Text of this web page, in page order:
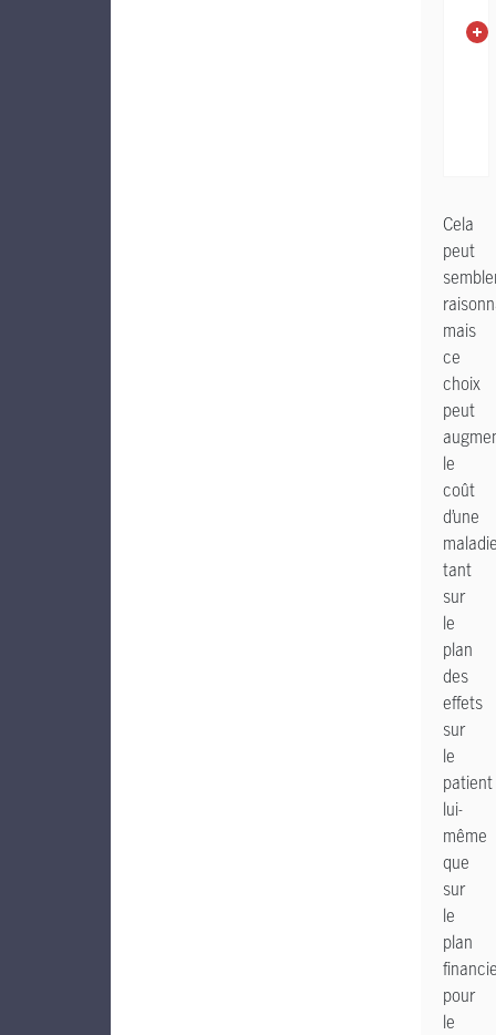
Cela
peut
mais
ce
choix
peut
le
coût
d’une
tant
sur
le
plan
des
effets
sur
le
patient
lui-
même
que
sur
le
plan
pour
le